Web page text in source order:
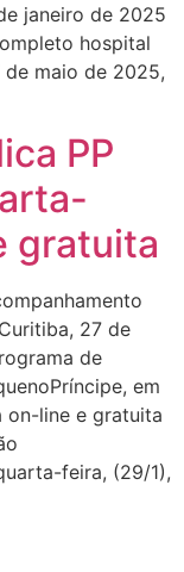
janeiro de 2025
hospital
maio de 2025,
PP
gratuita
27 de
de
em
on-line e gratuita
feira, (29/1),